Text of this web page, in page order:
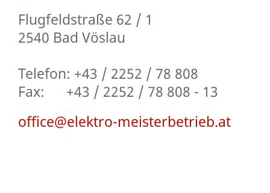
Flugfeldstraße 62 / 1
2540 Bad Vöslau
Telefon: +43 / 2252 / 78 808
Fax: +43 / 2252 / 78 808 - 13
office@elektro-meisterbetrieb.at